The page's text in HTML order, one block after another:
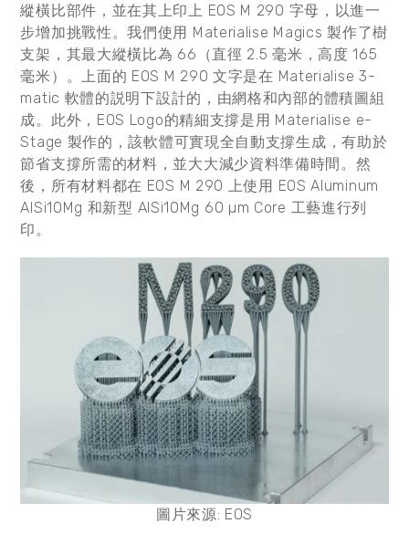
縱橫比部件，並在其上印上 EOS M 290 字母，以進一
步增加挑戰性。我們使用 Materialise Magics 製作了樹
支架，其最大縱橫比為 66（直徑 2.5 毫米，高度 165
毫米）。上面的 EOS M 290 文字是在 Materialise 3-
matic 軟體的説明下設計的，由網格和內部的體積圖組
成。此外，EOS Logo的精細支撐是用 Materialise e-
Stage 製作的，該軟體可實現全自動支撐生成，有助於
節省支撐所需的材料，並大大減少資料準備時間。然
後，所有材料都在 EOS M 290 上使用 EOS Aluminum
AlSi10Mg 和新型 AlSi10Mg 60 µm Core 工藝進行列
印。
圖片來源: EOS